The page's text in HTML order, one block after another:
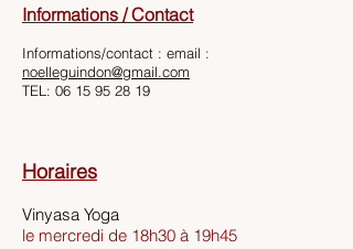
Informations / Contact
Informations/contact : email :
noelleguindon@gmail.com
TEL: 06 15 95 28 19
Horaires
Vinyasa Yoga
le mercredi de 18h30 à 19h45